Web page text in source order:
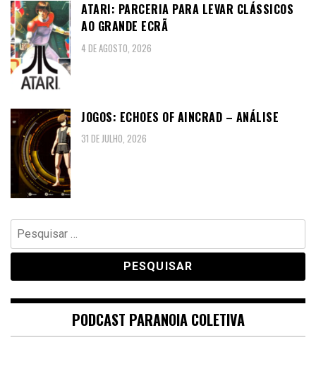
ATARI: PARCERIA PARA LEVAR CLÁSSICOS
AO GRANDE ECRÃ
4 DE AGOSTO, 2026
JOGOS: ECHOES OF AINCRAD – ANÁLISE
31 DE JULHO, 2026
Pesquisar
por:
PODCAST PARANOIA COLETIVA